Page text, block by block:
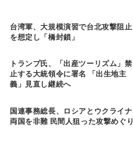
台湾軍、大規模演習で台北攻撃阻止
を想定し「橋封鎖」
トランプ氏、「出産ツーリズム」禁
止する大統領令に署名 「出生地主
義」見直し継続へ
国連事務総長、ロシアとウクライナ
両国を非難 民間人狙った攻撃めぐり